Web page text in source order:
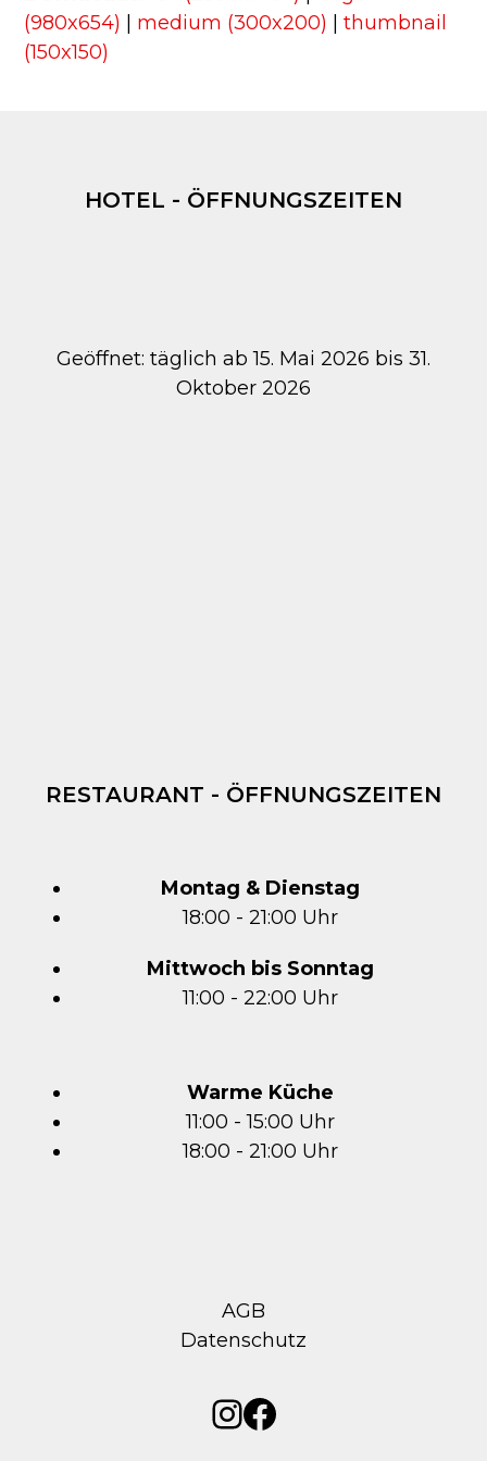
(980x654)
medium (300x200) |thumbnail
(150x150)
HOTEL - ÖFFNUNGSZEITEN
Geöffnet: täglich ab 15. Mai 2026 bis 31.
Oktober 2026
RESTAURANT - ÖFFNUNGSZEITEN
Montag & Dienstag
18:00 - 21:00 Uhr
Mittwoch bis Sonntag
11:00 - 22:00 Uhr
Warme Küche
11:00 - 15:00 Uhr
18:00 - 21:00 Uhr
AGB
Datenschutz
Instagram
Facebook